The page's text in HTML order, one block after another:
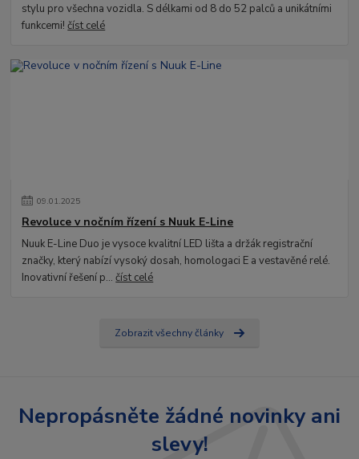
stylu pro všechna vozidla. S délkami od 8 do 52 palců a unikátními
funkcemi!číst celé
09.01.2025
Revoluce v nočním řízení s Nuuk E-Line
Nuuk E-Line Duo je vysoce kvalitní LED lišta a držák registrační
značky, který nabízí vysoký dosah, homologaci E a vestavěné relé.
Inovativní řešení p...číst celé
Zobrazit všechny články
Nepropásněte žádné novinky ani
slevy!